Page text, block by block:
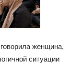
женщина,
ситуации